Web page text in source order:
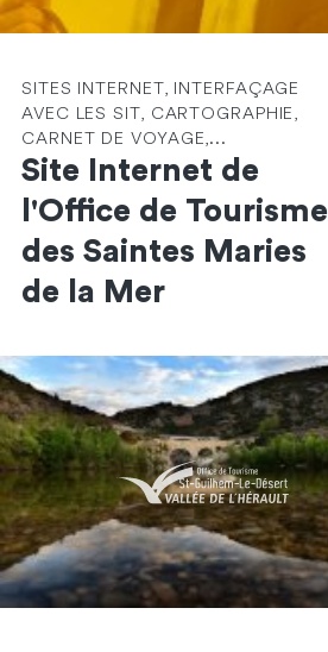
SITES INTERNET, INTERFAÇAGE
AVEC LES SIT, CARTOGRAPHIE,
CARNET DE VOYAGE,...
Site Internet de
l'Office de Tourisme
des Saintes Maries
de la Mer